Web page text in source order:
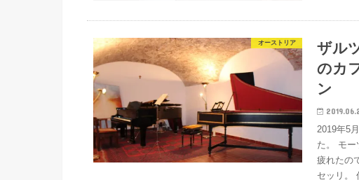
オーストリア
ザル
のカ
ン
2019年5
た。 モー
疲れたの
セッリ。